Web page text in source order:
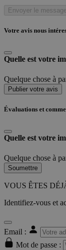
Envoyer le message
Votre avis nous
Quelle est votre
Quelque chose à
Publier votre avis
Évaluations et
Quelle est votre
Quelque chose à
Soumettre
VOUS ÊTES
Identifiez-vous et
Email :
Mot de passe :